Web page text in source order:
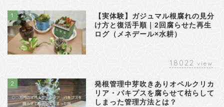
1
【実体験】ガジュマル根腐れの見分
け方と復活手順｜2回腐らせた再生
ログ（メネデール×水耕）
18022 view
2
発根管理中芽吹きありオペルクリカ
リア・パキプスを腐らせて枯らして
しまった管理方法とは？